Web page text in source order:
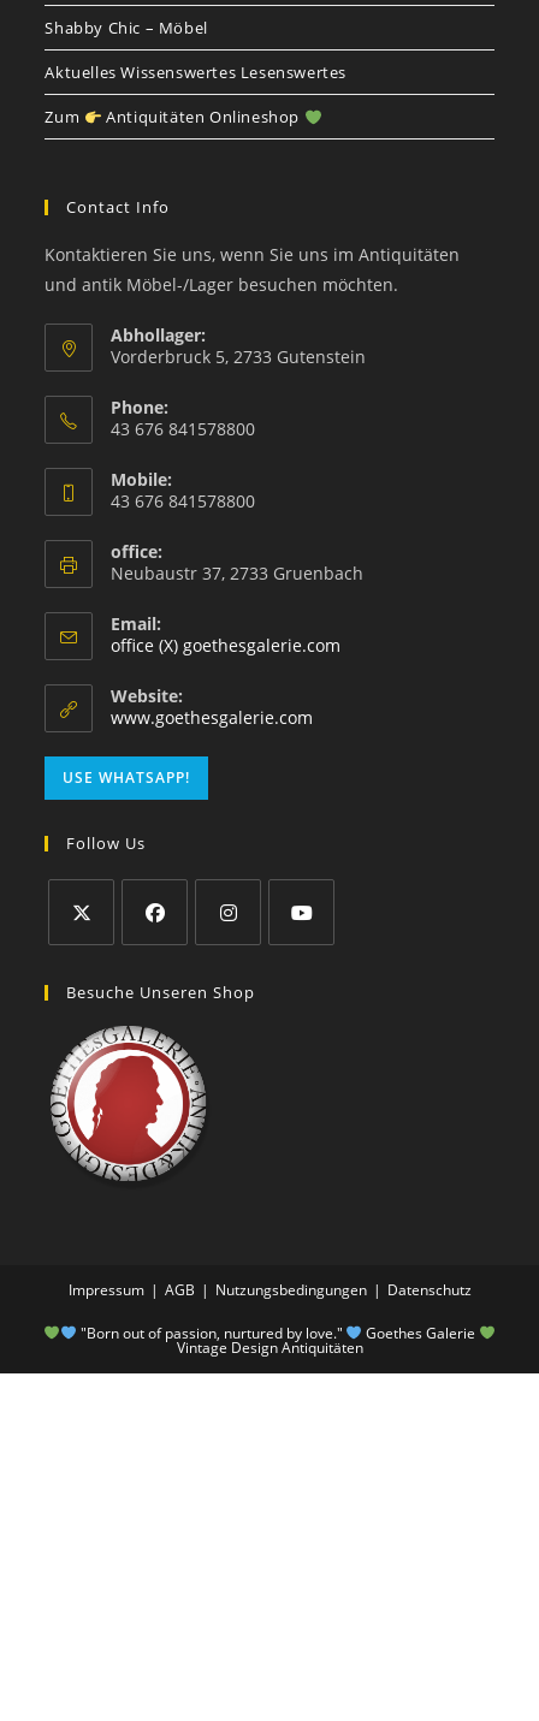
Shabby Chic – Möbel
Aktuelles Wissenswertes Lesenswertes
Zum Antiquitäten Onlineshop
Contact Info
Kontaktieren Sie uns, wenn Sie uns im Antiquitäten
und antik Möbel-/Lager besuchen möchten.
Abhollager:
Vorderbruck 5, 2733 Gutenstein
Phone:
43 676 841578800
Mobile:
43 676 841578800
office:
Neubaustr 37, 2733 Gruenbach
Email:
office (X) goethesgalerie.com
Website:
www.goethesgalerie.com
USE WHATSAPP!
Follow Us
Besuche Unseren Shop
Impressum AGB Nutzungsbedingungen Datenschutz
"Born out of passion, nurtured by love." Goethes Galerie
Vintage Design Antiquitäten